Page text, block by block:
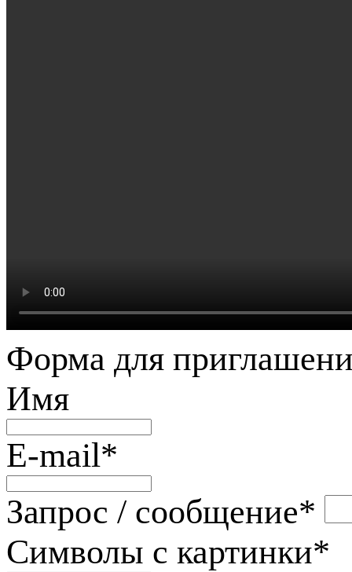
Форма для
Имя
E-mail*
Запрос / сообщение*
Символы с картинки*